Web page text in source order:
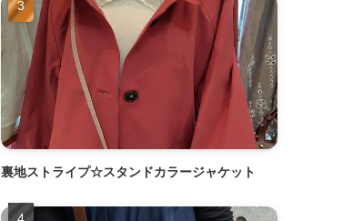
裏地ストライプ☆スタンドカラージャケット